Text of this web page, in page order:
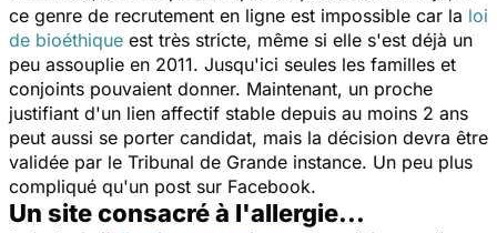
ce genre de recrutement en ligne est impossible car la loi
de bioéthique est très stricte, même si elle s'est déjà un
peu assouplie en 2011. Jusqu'ici seules les familles et
conjoints pouvaient donner. Maintenant, un proche
justifiant d'un lien affectif stable depuis au moins 2 ans
peut aussi se porter candidat, mais la décision devra être
validée par le Tribunal de Grande instance. Un peu plus
compliqué qu'un post sur Facebook.
Un site consacré à l'allergie...